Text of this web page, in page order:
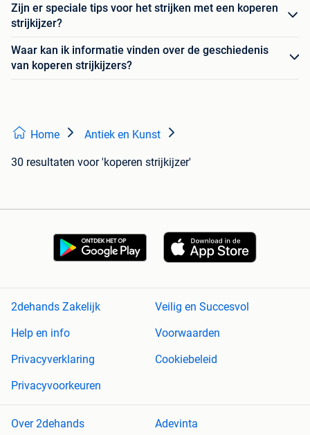
Zijn er speciale tips voor het strijken met een koperen
strijkijzer?
Waar kan ik informatie vinden over de geschiedenis
van koperen strijkijzers?
Home Antiek en Kunst
30 resultaten voor 'koperen strijkijzer'
2dehands Zakelijk
Veilig en Succesvol
Help en info
Voorwaarden
Privacyverklaring
Cookiebeleid
Privacyvoorkeuren
Over 2dehands Adevinta